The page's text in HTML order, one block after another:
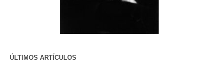
ÚLTIMOS ARTÍCULOS